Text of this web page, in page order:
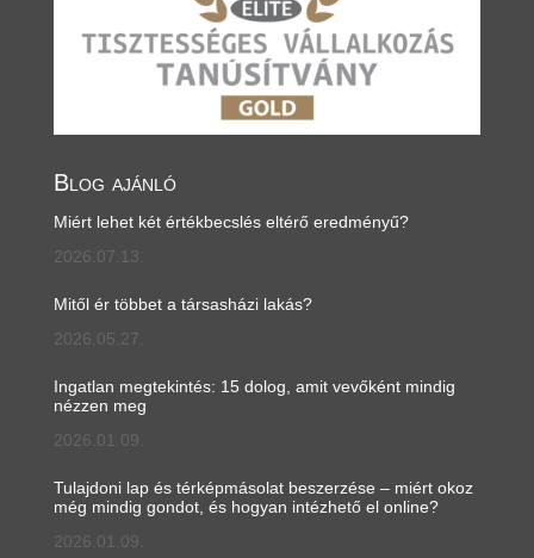
Blog ajánló
Miért lehet két értékbecslés eltérő eredményű?
2026.07.13.
Mitől ér többet a társasházi lakás?
2026.05.27.
Ingatlan megtekintés: 15 dolog, amit vevőként mindig
nézzen meg
2026.01.09.
Tulajdoni lap és térképmásolat beszerzése – miért okoz
még mindig gondot, és hogyan intézhető el online?
2026.01.09.